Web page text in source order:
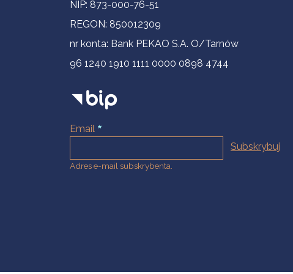
NIP: 873-000-76-51
REGON: 850012309
nr konta: Bank PEKAO S.A. O/Tarnów
96 1240 1910 1111 0000 0898 4744
Email
Adres e-mail subskrybenta.